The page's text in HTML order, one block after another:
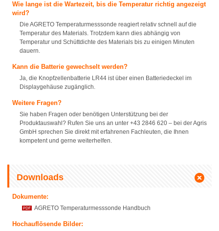
Wie lange ist die Wartezeit, bis die Temperatur richtig angezeigt
wird?
Die AGRETO Temperaturmesssonde reagiert relativ schnell auf die
Temperatur des Materials. Trotzdem kann dies abhängig von
Temperatur und Schüttdichte des Materials bis zu einigen Minuten
dauern.
Kann die Batterie gewechselt werden?
Ja, die Knopfzellenbatterie LR44 ist über einen Batteriedeckel im
Displaygehäuse zugänglich.
Weitere Fragen?
Sie haben Fragen oder benötigen Unterstützung bei der
Produktauswahl? Rufen Sie uns an unter +43 2846 620 – bei der Agris
GmbH sprechen Sie direkt mit erfahrenen Fachleuten, die Ihnen
kompetent und gerne weiterhelfen.
Downloads
Dokumente:
AGRETO Temperaturmesssonde Handbuch
Hochauflösende Bilder: